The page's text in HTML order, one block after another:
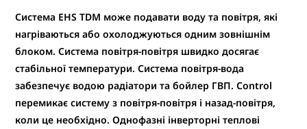
Система EHS TDM може подавати воду та повітря, які
нагріваються або охолоджуються одним зовнішнім
блоком. Система повітря-повітря швидко досягає
стабільної температури. Система повітря-вода
забезпечує водою радіатори та бойлер ГВП. Control
перемикає систему з повітря-повітря і назад-повітря,
коли це необхідно. Однофазні інверторні теплові